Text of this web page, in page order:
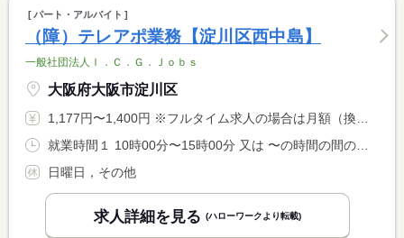
パート・アルバイト
（障）テレアポ業務【淀川区西中島】
一般社団法人Ｉ．Ｃ．Ｇ．Ｊｏｂｓ
大阪府大阪市淀川区
1,177円〜1,400円 ※フルタイム求人の場合は月額（換算額）、パート求人の場合は時間額を表示しています。
就業時間１ 10時00分〜15時00分 又は 〜の時間の間の4時間
日曜日，その他
求人詳細を見る (ハローワークより転載)